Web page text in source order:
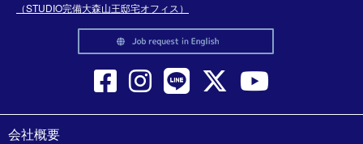
（STUDIO完備大森山王邸宅オフィス）
会社概要